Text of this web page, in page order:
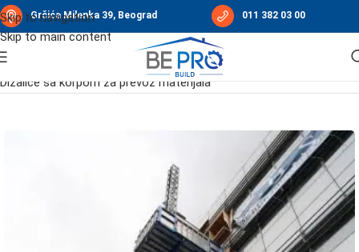
Skip to navigation
Skip to main content
Grčića Milenka 39, Beograd 011 382 03 00
Početna Građevinske dizalice/ Platforme MABER
Dizalice sa korpom za prevoz materijala